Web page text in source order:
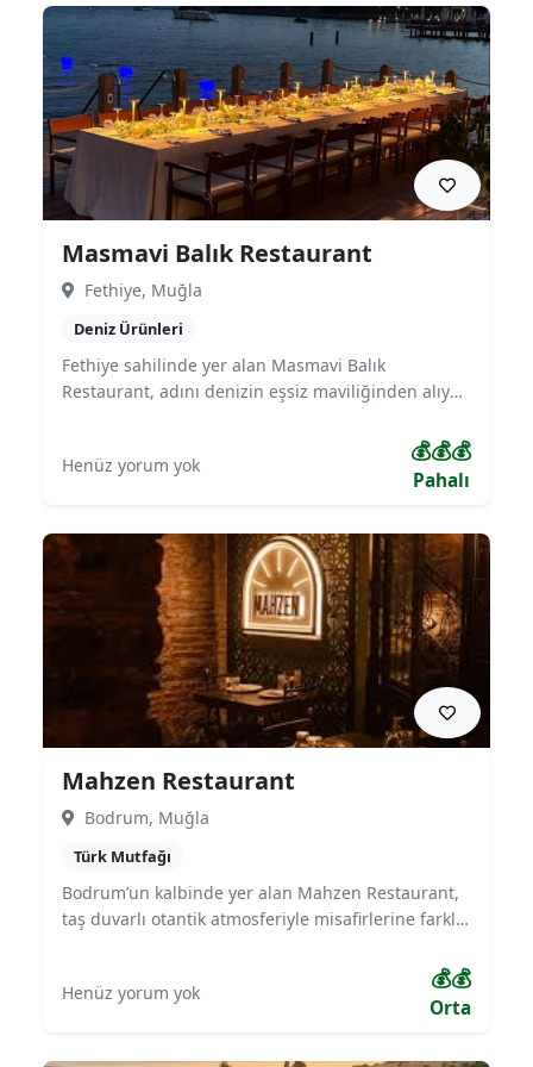
güler yüzlü hizmetiyle de beğeni topluyor.
Masmavi Balık Restaurant
Fethiye, Muğla
Deniz Ürünleri
Fethiye sahilinde yer alan Masmavi Balık
Restaurant, adını denizin eşsiz maviliğinden alıyor.
Akdeniz mutfağından özenle seçilmiş tatlarla
misafirlerine unutulmaz bir deneyim sunuyor.
yemekleri için de tercih ediliyor.
Henüz yorum yok 💰💰💰
Pahalı
Mahzen Restaurant
Bodrum, Muğla
Türk Mutfağı
Bodrum’un kalbinde yer alan Mahzen Restaurant,
taş duvarlı otantik atmosferiyle misafirlerine farklı
yanı sıra dünya mutfağından seçkin lezzetler ve
zengin şarap menüsüyle öne çıkıyor. Özellikle
Henüz yorum yok 💰💰
Orta